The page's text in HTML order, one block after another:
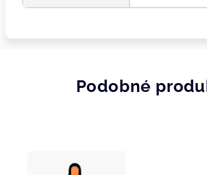
Podobné